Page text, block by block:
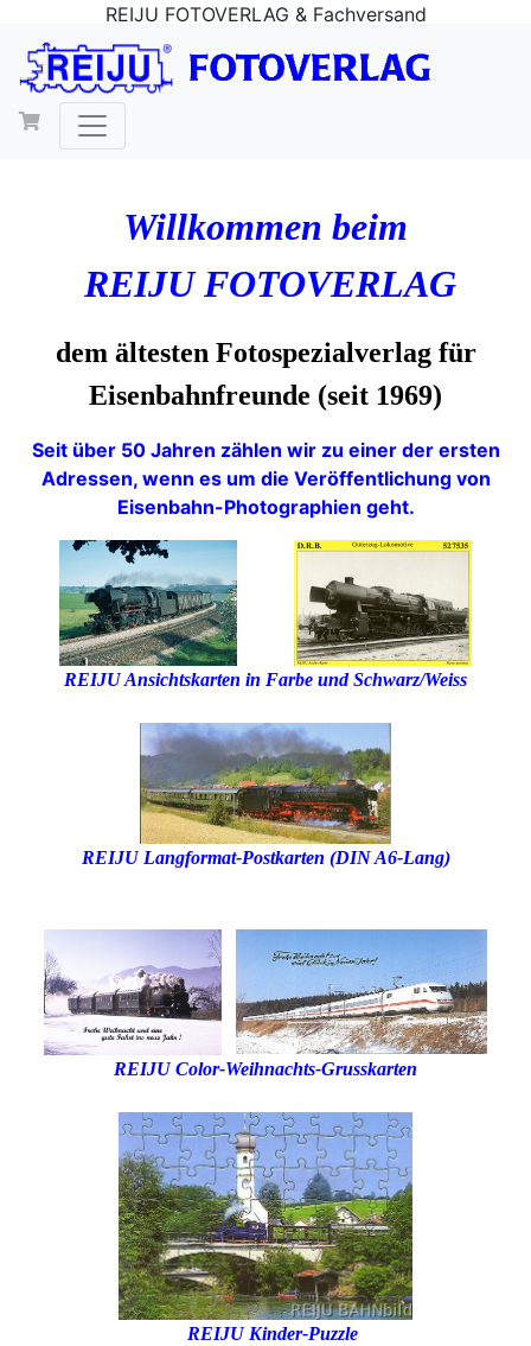
REIJU FOTOVERLAG & Fachversand
Willkommen beim
REIJU FOTOVERLAG
dem ältesten Fotospezialverlag für
Eisenbahnfreunde (seit 1969)
Seit über 50 Jahren zählen wir zu einer der ersten
Adressen, wenn es um die Veröffentlichung von
Eisenbahn-Photographien geht.
REIJU Ansichtskarten in Farbe und Schwarz/Weiss
REIJU Langformat-Postkarten (DIN A6-Lang)
REIJU Color-Weihnachts-Grusskarten
REIJU Kinder-Puzzle